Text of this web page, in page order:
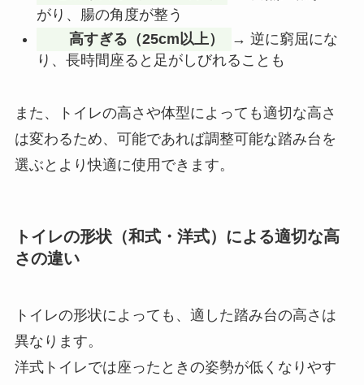
がり、腸の角度が整う
高すぎる（25cm以上）
→ 逆に窮屈にな
り、長時間座ると足がしびれることも
また、トイレの高さや体型によっても適切な高さ
は変わるため、可能であれば調整可能な踏み台を
選ぶとより快適に使用できます。
トイレの形状（和式・洋式）による適切な高
さの違い
トイレの形状によっても、適した踏み台の高さは
異なります。
洋式トイレでは座ったときの姿勢が低くなりやす